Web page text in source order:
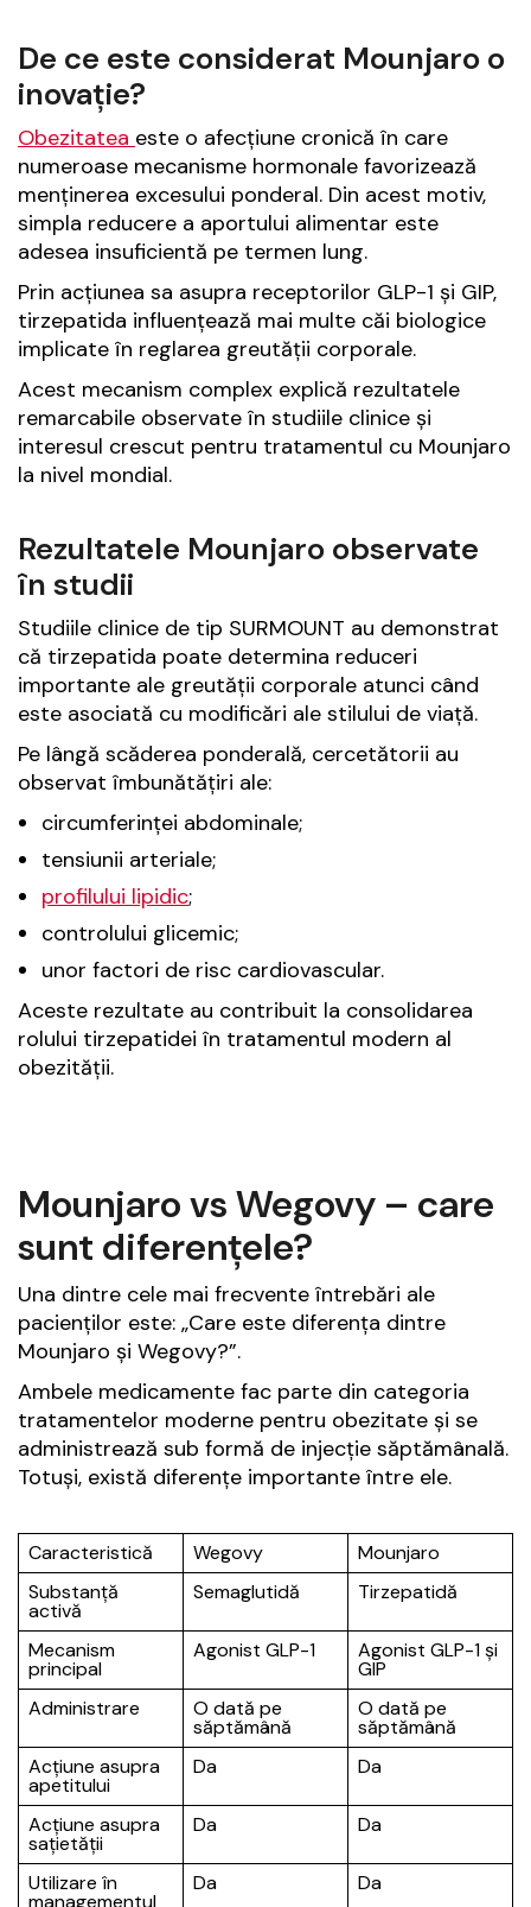
De ce este considerat Mounjaro o
inovație?
Obezitatea este o afecțiune cronică în care
numeroase mecanisme hormonale favorizează
menținerea excesului ponderal. Din acest motiv,
simpla reducere a aportului alimentar este
adesea insuficientă pe termen lung.
Prin acțiunea sa asupra receptorilor GLP-1 și GIP,
tirzepatida influențează mai multe căi biologice
implicate în reglarea greutății corporale.
Acest mecanism complex explică rezultatele
remarcabile observate în studiile clinice și
interesul crescut pentru tratamentul cu Mounjaro
la nivel mondial.
Rezultatele Mounjaro observate
în studii
Studiile clinice de tip SURMOUNT au demonstrat
că tirzepatida poate determina reduceri
importante ale greutății corporale atunci când
este asociată cu modificări ale stilului de viață.
Pe lângă scăderea ponderală, cercetătorii au
observat îmbunătățiri ale:
circumferinței abdominale;
tensiunii arteriale;
profilului lipidic;
controlului glicemic;
unor factori de risc cardiovascular.
Aceste rezultate au contribuit la consolidarea
rolului tirzepatidei în tratamentul modern al
obezității.
Mounjaro vs Wegovy – care
sunt diferențele?
Una dintre cele mai frecvente întrebări ale
pacienților este: „Care este diferența dintre
Mounjaro și Wegovy?”.
Ambele medicamente fac parte din categoria
tratamentelor moderne pentru obezitate și se
administrează sub formă de injecție săptămânală.
Totuși, există diferențe importante între ele.
Caracteristică Wegovy
Mounjaro
Substanță
activă
Semaglutidă Tirzepatidă
Mecanism
principal
Agonist GLP-1 Agonist GLP-1 și
GIP
Administrare
O dată pe
săptămână
O dată pe
săptămână
Acțiune asupra
apetitului
Da Da
Acțiune asupra
sațietății
Da Da
Utilizare în
managementul
Da Da